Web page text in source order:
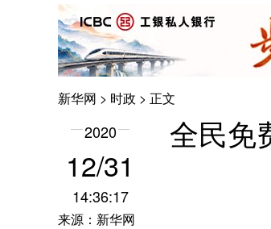
新华网 > 时政 > 正文
2020
12/31
14:36:17
来源：新华网
全民免